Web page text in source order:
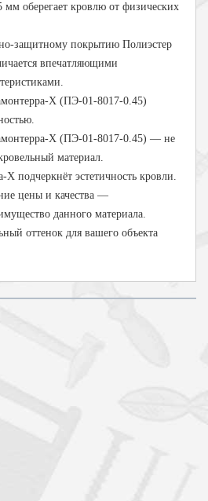
оберегает кровлю от физических
защитному покрытию Полиэстер
впечатляющими
Х (ПЭ-01-8017-0.45)
Х (ПЭ-01-8017-0.45) — не
материал.
Х подчеркнёт эстетичность кровли.
цены и качества —
данного материала.
оттенок для вашего объекта